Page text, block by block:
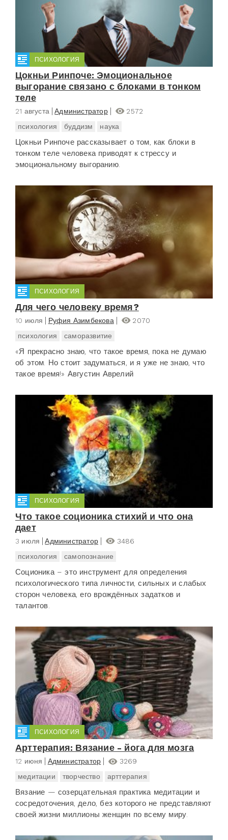
ПСИХОЛОГИЯ
Цокньи Ринпоче: Эмоциональное
выгорание связано с блоками в тонком
теле
21 августа Администратор
2572
психология
буддизм наука
Цокньи Ринпоче рассказывает о том, как блоки в
тонком теле человека приводят к стрессу и
эмоциональному выгоранию.
ПСИХОЛОГИЯ
Для чего человеку время?
10 июля Руфия Азимбекова
2070
психология
саморазвитие
«Я прекрасно знаю, что такое время, пока не думаю
об этом. Но стоит задуматься, и я уже не знаю, что
такое время!» Августин Аврелий
ПСИХОЛОГИЯ
Что такое соционика стихий и что она
дает
3 июля Администратор
3486
психология
самопознание
Соционика – это инструмент для определения
психологического типа личности, сильных и слабых
сторон человека, его врождённых задатков и
талантов.
ПСИХОЛОГИЯ
Арттерапия: Вязание - йога для мозга
12 июня Администратор
3269
медитации
творчество арттерапия
Вязание — созерцательная практика медитации и
сосредоточения, дело, без которого не представляют
своей жизни миллионы женщин по всему миру.